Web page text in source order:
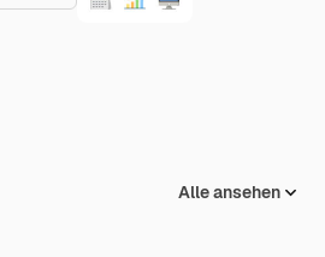
Alle ansehen